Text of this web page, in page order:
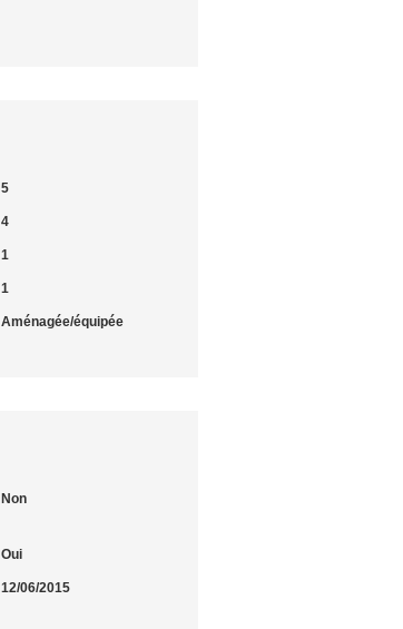
5
4
1
1
Aménagée/équipée
Non
Oui
12/06/2015